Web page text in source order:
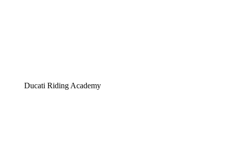
Ducati Riding Academy